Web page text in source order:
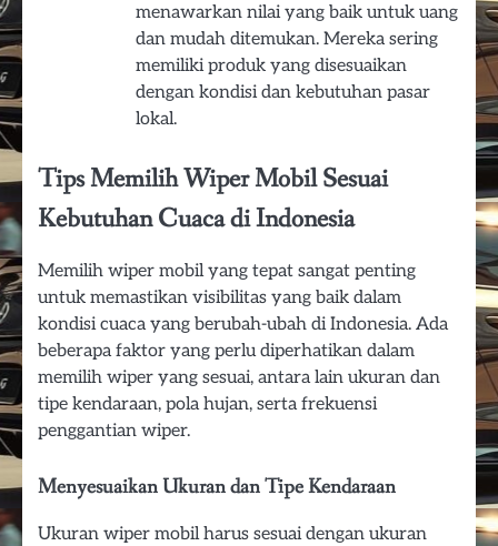
menawarkan nilai yang baik untuk uang
dan mudah ditemukan. Mereka sering
memiliki produk yang disesuaikan
dengan kondisi dan kebutuhan pasar
lokal.
Tips Memilih Wiper Mobil Sesuai
Kebutuhan Cuaca di Indonesia
Memilih wiper mobil yang tepat sangat penting
untuk memastikan visibilitas yang baik dalam
kondisi cuaca yang berubah-ubah di Indonesia. Ada
beberapa faktor yang perlu diperhatikan dalam
memilih wiper yang sesuai, antara lain ukuran dan
tipe kendaraan, pola hujan, serta frekuensi
penggantian wiper.
Menyesuaikan Ukuran dan Tipe Kendaraan
Ukuran wiper mobil harus sesuai dengan ukuran